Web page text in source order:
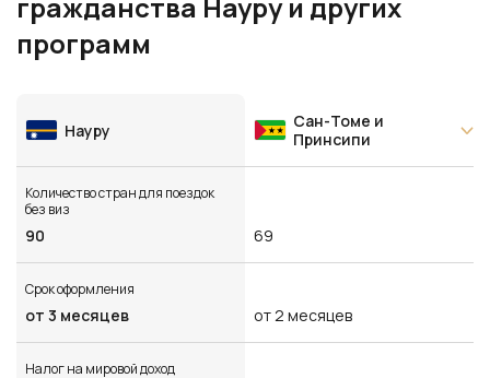
Науру
без виз
Срок оформления
от 3 месяцев от 2 месяцев
Налог на мировой доход
от 0 % 0 %
Налог на прирост капитала